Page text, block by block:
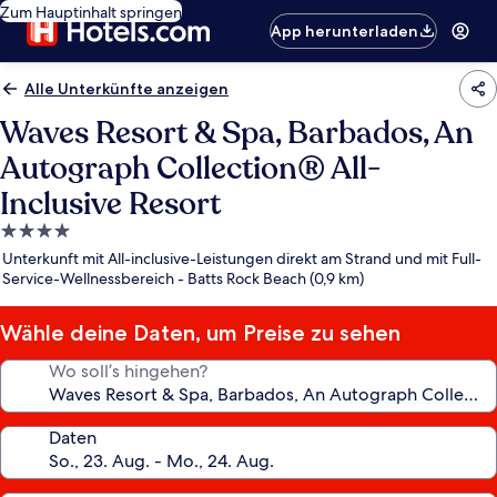
Zum Hauptinhalt springen
App herunterladen
Alle Unterkünfte anzeigen
Waves Resort & Spa, Barbados, An
Autograph Collection® All-
Inclusive Resort
4.0-
Sterne-
Unterkunft
Unterkunft mit All-inclusive-Leistungen direkt am Strand und mit Full-
Service-Wellnessbereich - Batts Rock Beach (0,9 km)
Wähle deine Daten, um Preise zu sehen
Wo soll’s hingehen?
Daten